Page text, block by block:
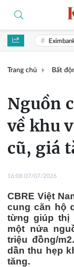
Eximbank có tân tổng
Trang chủ Bất
Nguồn
về khu
cũ, giá
16:08 07/07/2026
CBRE Việt
cung căn hộ
từng giúp thị
một nửa
triệu đồng/
dần thu hẹp
tăng.